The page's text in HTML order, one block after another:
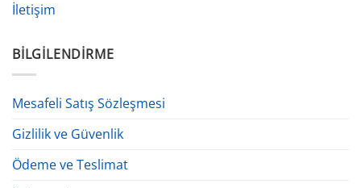
İletişim
BILGILENDIRME
Mesafeli Satış Sözleşmesi
Gizlilik ve Güvenlik
Ödeme ve Teslimat